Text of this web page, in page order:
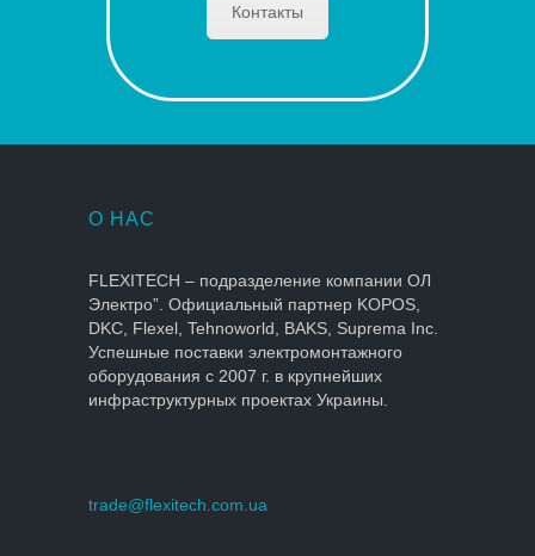
Контакты
О НАС
FLEXITECH – подразделение компании ОЛ
Электро”. Официальный партнер KOPOS,
DKC, Flexel, Tehnoworld, BAKS, Suprema Inc.
Успешные поставки электромонтажного
оборудования с 2007 г. в крупнейших
инфраструктурных проектах Украины.
trade@flexitech.com.ua